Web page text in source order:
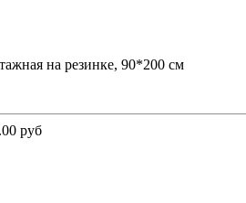
на резинке, 90*200 см
руб